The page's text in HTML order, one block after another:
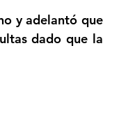
y adelantó que
dado que la